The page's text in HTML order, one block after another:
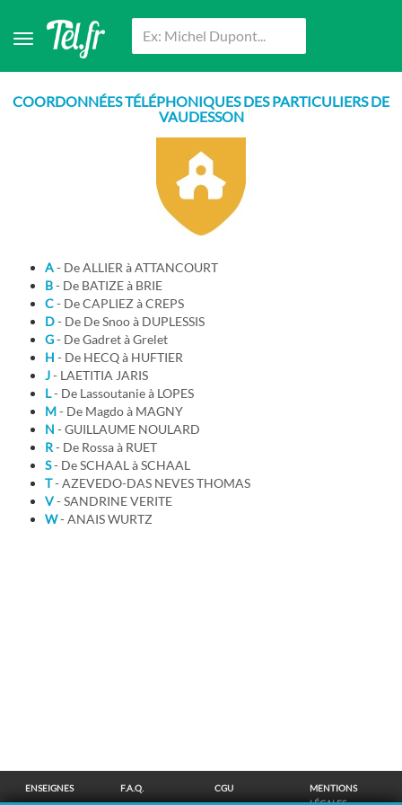
COORDONNÉES TÉLÉPHONIQUES DES PARTICULIERS DE
VAUDESSON
A
- De ALLIER à ATTANCOURT
B
- De BATIZE à BRIE
C
- De CAPLIEZ à CREPS
D
- De De Snoo à DUPLESSIS
G
- De Gadret à Grelet
H
- De HECQ à HUFTIER
J
- LAETITIA JARIS
L
- De Lassoutanie à LOPES
M
- De Magdo à MAGNY
N
- GUILLAUME NOULARD
R
- De Rossa à RUET
S
- De SCHAAL à SCHAAL
T
- AZEVEDO-DAS NEVES THOMAS
V
- SANDRINE VERITE
W
- ANAIS WURTZ
ENSEIGNES F.A.Q. CGU
MENTIONS